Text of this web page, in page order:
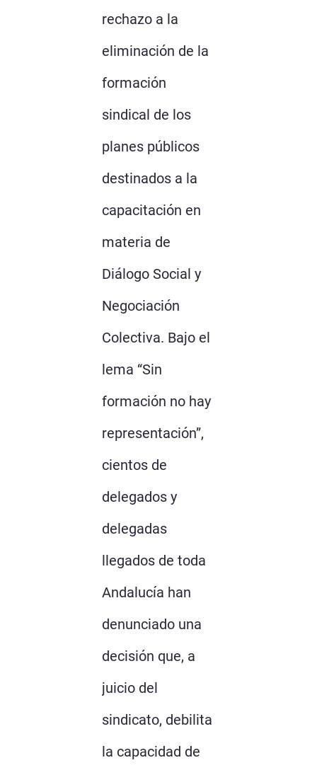
rechazo a la
eliminación de la
formación
sindical de los
planes públicos
destinados a la
capacitación en
materia de
Diálogo Social y
Negociación
Colectiva. Bajo el
lema “Sin
formación no hay
representación”,
cientos de
delegados y
delegadas
llegados de toda
Andalucía han
denunciado una
decisión que, a
juicio del
sindicato, debilita
la capacidad de